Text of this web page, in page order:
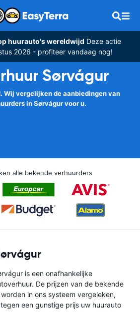
huurauto's wereldwijd Deze actie
2026 - profiteer vandaag nog!
Sørvágur
Wij vergelijken de aanbiedingen van
in Sørvágur voor u.
alle bekende verhuurders
is een onafhankelijke
De prijzen van de bekende
in ons systeem vergeleken,
een gunstige prijs uw huurauto